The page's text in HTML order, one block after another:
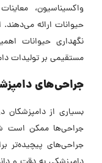
واکسیناسیون،
حیوانات ارائه می‌دهند.
نگهداری حیوانات
مستقیمی بر تولیدات
جراحی‌های
بسیاری از
جراحی‌ها ممکن است
جراحی‌های پیچیده‌تر